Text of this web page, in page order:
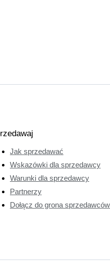
Jak sprzedawać
Wskazówki dla sprzedawcy
Warunki dla sprzedawcy
Partnerzy
Dołącz do grona